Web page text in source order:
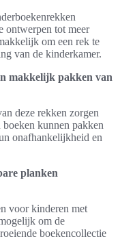
ontwerpen tot meer
om een rek te
van de kinderkamer.
makkelijk pakken van
deze rekken zorgen
kunnen pakken
onafhankelijkheid en
planken
voor kinderen met
om de
boekencollectie